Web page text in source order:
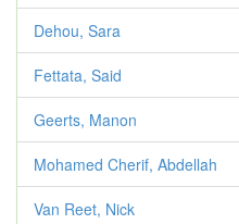
Dehou, Sara
Fettata, Said
Geerts, Manon
Mohamed Cherif, Abdellah
Van Reet, Nick